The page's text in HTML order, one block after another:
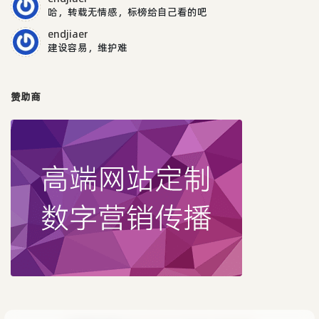
哈，转载无情感，标榜给自己看的吧
endjiaer
建设容易，维护难
赞助商